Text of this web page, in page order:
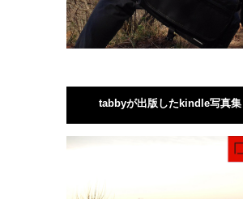
tabbyが出版したkindle写真集